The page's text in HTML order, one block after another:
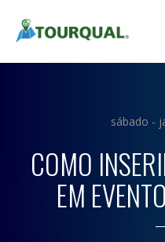
sábado -
COMO
EM